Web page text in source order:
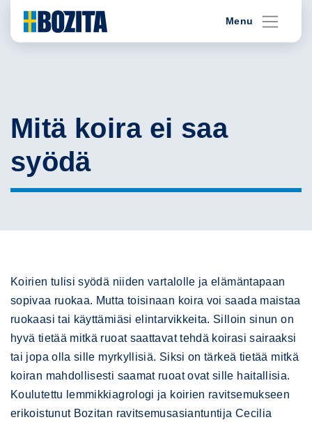
content
Menu
Mitä koira ei saa
syödä
Koirien tulisi syödä niiden vartalolle ja elämäntapaan
sopivaa ruokaa. Mutta toisinaan koira voi saada maistaa
ruokaasi tai käyttämiäsi elintarvikkeita. Silloin sinun on
hyvä tietää mitkä ruoat saattavat tehdä koirasi sairaaksi
tai jopa olla sille myrkyllisiä. Siksi on tärkeä tietää mitkä
koiran mahdollisesti saamat ruoat ovat sille haitallisia.
Koulutettu lemmikkiagrologi ja koirien ravitsemukseen
erikoistunut Bozitan ravitsemusasiantuntija Cecilia